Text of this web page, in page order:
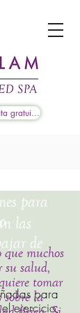
¡Programa una consulta o cita gratuita!
las
de
para
ejercicio,
para
que muchos
su salud,
tomar
sobre la